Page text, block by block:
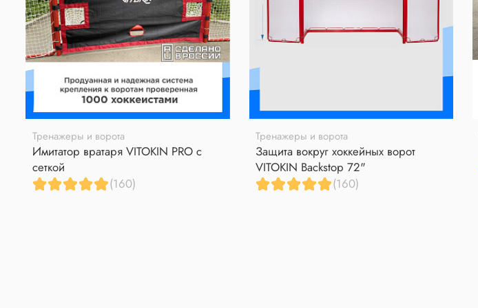
Тренажеры и ворота
Имитатор вратаря VITOKIN PRO с
сеткой
(160)
Тренажеры и ворота
Защита вокруг хоккейных ворот
VITOKIN Backstop 72"
(160)